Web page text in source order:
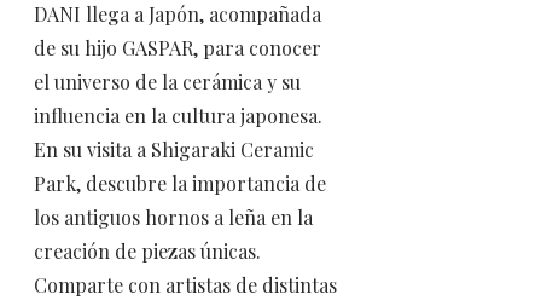
DANI llega a Japón, acompañada
de su hijo GASPAR, para conocer
el universo de la cerámica y su
influencia en la cultura japonesa.
En su visita a Shigaraki Ceramic
Park, descubre la importancia de
los antiguos hornos a leña en la
creación de piezas únicas.
Comparte con artistas de distintas